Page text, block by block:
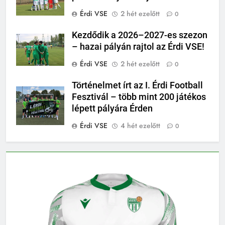
Érdi VSE
2 hét ezelőtt 0
Kezdődik a 2026–2027-es szezon
– hazai pályán rajtol az Érdi VSE!
Érdi VSE
2 hét ezelőtt 0
Történelmet írt az I. Érdi Football
Fesztivál – több mint 200 játékos
lépett pályára Érden
Érdi VSE
4 hét ezelőtt 0